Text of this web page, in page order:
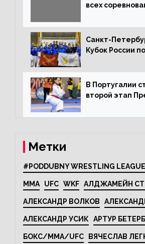
всех
Санкт-
Кубок России по
В Португалии
второй этап
Метки
#PODDUBNY WRESTLING LEAGUE
MMA UFC WKF АЛДЖАМЕЙН
АЛЕКСАНДР ВОЛКОВ
АЛЕКСАНДР УСИК АРТУР
БОКС/MMA/UFC ВЯЧЕСЛАВ